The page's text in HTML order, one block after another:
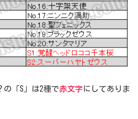
の「S」は2種で赤文字にしてありま